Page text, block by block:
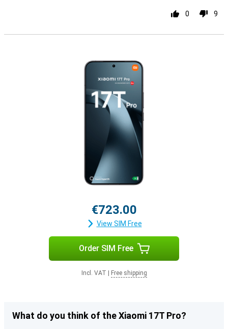
0 9
€723.00
View SIM Free
Order SIM Free
Incl. VAT Free shipping
What do you think of the Xiaomi 17T Pro?